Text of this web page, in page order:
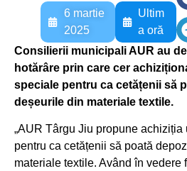
6 martie
2025
Ultim
a oră
Consilierii municipali AUR au
hotărâre prin care cer
speciale pentru ca cetățenii să
deșeurile din materiale textile.
„AUR Târgu Jiu propune
pentru ca cetățenii să poată
materiale textile. Având în vedere